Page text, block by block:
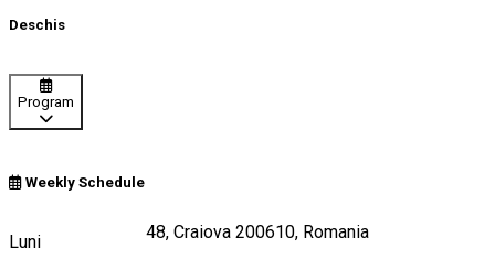
Deschis
Program
Weekly Schedule
Luni
Calea Severinului 48, Craiova 200610, Romania